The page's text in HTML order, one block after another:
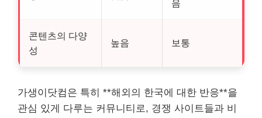
음
콘텐츠의 다양
성
높음 보통
가생이닷컴은 특히 **해외의 한국에 대한 반응**을
관심 있게 다루는 커뮤니티로, 경쟁 사이트들과 비